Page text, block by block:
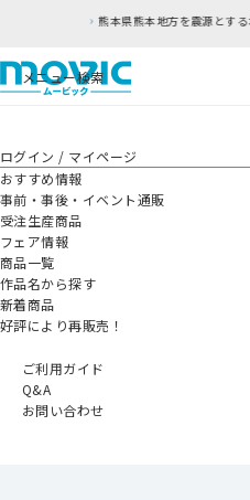
を震源とする地震の影響につきまして
メニュー検索
ログイン / マイページ
おすすめ情報
事前・事後・イベント通販
受注生産商品
フェア情報
商品一覧
作品名から探す
新着商品
好評により再販売！
ご利用ガイド
Q&A
お問い合わせ